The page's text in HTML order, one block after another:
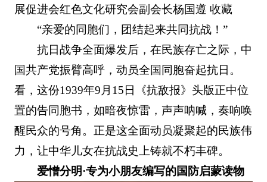
展促进会红色文化研究会副会长杨国遵 收藏
“亲爱的同胞们，团结起来共同抗战！”
抗日战争全面爆发后，在民族存亡之际，中
国共产党振臂高呼，动员全国同胞奋起抗日。
看，这份1939年9月15日《抗敌报》头版正中位
置的告同胞书，如暗夜惊雷，声声呐喊，奏响唤
醒民众的号角。正是这全面动员凝聚起的民族伟
力，让中华儿女在抗战史上铸就不朽丰碑。
爱憎分明·专为小朋友编写的国防启蒙读物